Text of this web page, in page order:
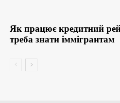
Як працює кредитний
треба знати іммігрантам